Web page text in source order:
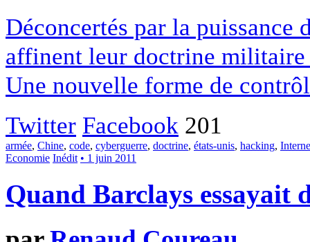
Déconcertés par la puissance
affinent leur doctrine militaire
Une nouvelle forme de
Twitter Facebook 201
armée, Chine, code, cyberguerre, doctrine, états-unis, hacking,
Economie Inédit • 1 juin 2011
Quand Barclays essayait